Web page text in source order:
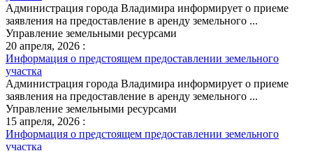
Администрация города Владимира информирует о приеме
заявления на предоставление в аренду земельного ...
Управление земельными ресурсами
20 апреля, 2026 :
Информация о предстоящем предоставлении земельного
участка
Администрация города Владимира информирует о приеме
заявления на предоставление в аренду земельного ...
Управление земельными ресурсами
15 апреля, 2026 :
Информация о предстоящем предоставлении земельного
участка